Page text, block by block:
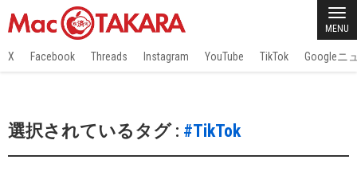
MENU
X Facebook Threads Instagram YouTube TikTok Googleニ
選択されているタグ : #TikTok